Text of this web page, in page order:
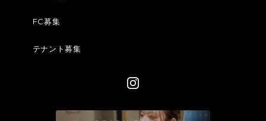
FC募集
テナント募集